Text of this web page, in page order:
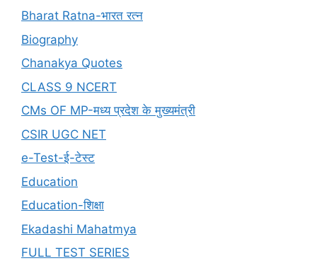
Bharat Ratna-भारत रत्न
Biography
Chanakya Quotes
CLASS 9 NCERT
CMs OF MP-मध्य प्रदेश के मुख्यमंत्री
CSIR UGC NET
e-Test-ई-टेस्ट
Education
Education-शिक्षा
Ekadashi Mahatmya
FULL TEST SERIES